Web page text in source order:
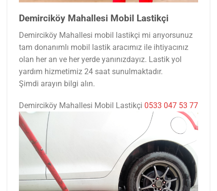
Demirciköy Mahallesi Mobil Lastikçi
Demirciköy Mahallesi mobil lastikçi mi arıyorsunuz
tam donanımlı mobil lastik aracımız ile ihtiyacınız
olan her an ve her yerde yanınızdayız. Lastik yol
yardım hizmetimiz 24 saat sunulmaktadır.
Şimdi arayın bilgi alın.
Demirciköy Mahallesi Mobil Lastikçi 0533 047 53 77